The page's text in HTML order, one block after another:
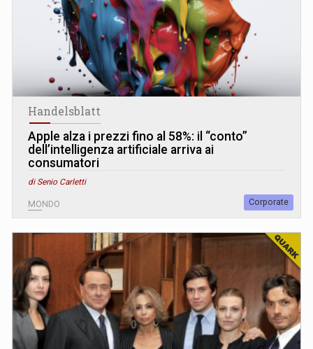
Handelsblatt
Apple alza i prezzi fino al 58%: il “conto”
dell’intelligenza artificiale arriva ai
consumatori
di Senio Carletti
MONDO Corporate